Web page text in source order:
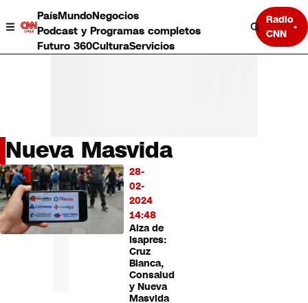
PaísMundoNegocios
Podcast y Programas completos
Futuro 360CulturaServicios
Radio
CNN
País
Mundo
Negocios
Deportes
Programas completos
Nueva Masvida
28-
02-
2024
14:48
Alza de
Isapres:
Cruz
Blanca,
Consalud
y Nueva
Masvida
LO
MÁS
LEÍDO